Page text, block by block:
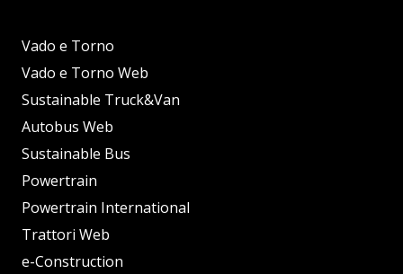
Vado e Torno
Vado e Torno Web
Sustainable Truck&Van
Autobus Web
Sustainable Bus
Powertrain
Powertrain International
Trattori Web
e-Construction